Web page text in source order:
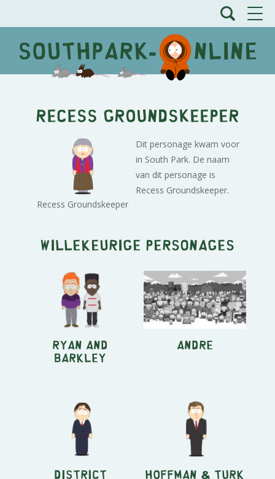
Recess Groundskeeper
Recess Groundskeeper
Dit personage kwam voor
in South Park. De naam
van dit personage is
Recess Groundskeeper.
Willekeurige personages
Ryan and
Barkley
Andre
District Hoffman & Turk